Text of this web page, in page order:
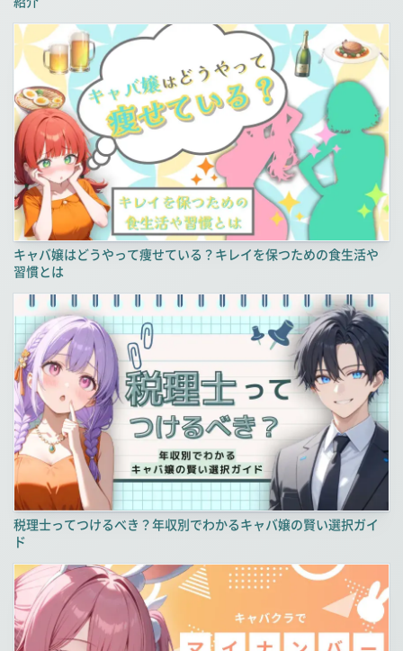
キャバ嬢はどうやって痩せている？キレイを保つための食生活や
習慣とは
税理士ってつけるべき？年収別でわかるキャバ嬢の賢い選択ガイ
ド